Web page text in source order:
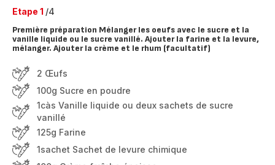
Etape 1 /4
Première préparation Mélanger les oeufs avec le sucre et la
vanille liquide ou le sucre vanillé. Ajouter la farine et la levure,
mélanger. Ajouter la crème et le rhum (facultatif)
2 Œufs
100g Sucre en poudre
1càs Vanille liquide ou deux sachets de sucre
vanillé
125g Farine
1sachet Sachet de levure chimique